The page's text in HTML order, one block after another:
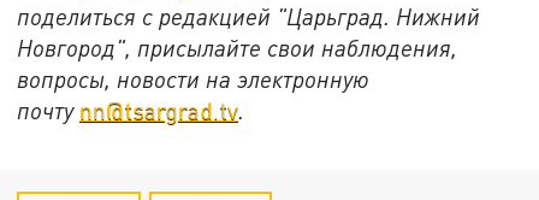
поделиться с редакцией "Царьград. Нижний
Новгород", присылайте свои наблюдения,
вопросы, новости на электронную
почту nn@tsargrad.tv.